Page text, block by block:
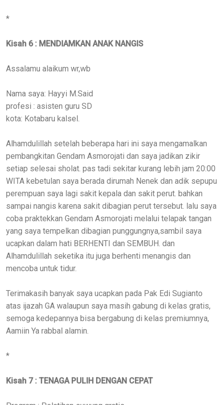
*
Kisah 6 : MENDIAMKAN ANAK NANGIS
Assalamu alaikum wr,wb
Nama saya: Hayyi M.Said
profesi : asisten guru SD
kota: Kotabaru kalsel.
Alhamdulillah setelah beberapa hari ini saya mengamalkan
pembangkitan Gendam Asmorojati dan saya jadikan zikir
setiap selesai sholat. pas tadi sekitar kurang lebih jam 20:00
WITA kebetulan saya berada dirumah Nenek dan adik sepupu
perempuan saya lagi sakit kepala dan sakit perut. bahkan
sampai nangis karena sakit dibagian perut tersebut. lalu saya
coba praktekkan Gendam Asmorojati melalui telapak tangan
yang saya tempelkan dibagian punggungnya,sambil saya
ucapkan dalam hati BERHENTI dan SEMBUH. dan
Alhamdulillah seketika itu juga berhenti menangis dan
mencoba untuk tidur.
Terimakasih banyak saya ucapkan pada Pak Edi Sugianto
atas ijazah GA walaupun saya masih gabung di kelas gratis,
semoga kedepannya bisa bergabung di kelas premiumnya,
Aamiin Ya rabbal alamin.
*
Kisah 7 : TENAGA PULIH DENGAN CEPAT